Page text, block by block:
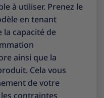
à utiliser. Prenez le
en tenant
la capacité de
ainsi que la
Cela vous
de votre
contraintes